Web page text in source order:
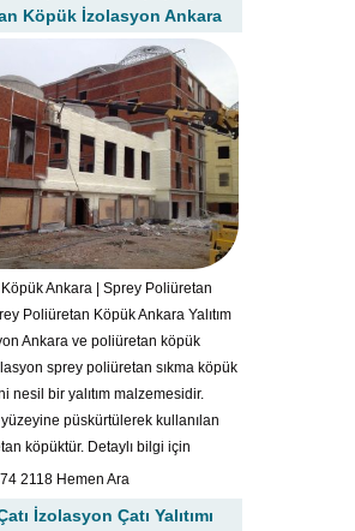
Köpük İzolasyon Ankara
Ankara | Sprey Poliüretan
Poliüretan Köpük Ankara Yalıtım
Ankara ve poliüretan köpük
sprey poliüretan sıkma köpük
nesil bir yalıtım malzemesidir.
püskürtülerek kullanılan
köpüktür. Detaylı bilgi için
2118 Hemen Ara
İzolasyon Çatı Yalıtımı